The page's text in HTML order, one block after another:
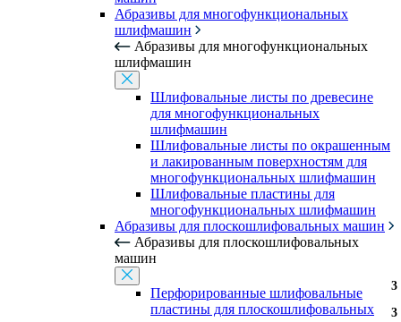
Абразивы для многофункциональных
шлифмашин
Абразивы для многофункциональных
шлифмашин
Шлифовальные листы по древесине
для многофункциональных
шлифмашин
Шлифовальные листы по окрашенным
и лакированным поверхностям для
многофункциональных шлифмашин
Шлифовальные пластины для
многофункциональных шлифмашин
Абразивы для плоскошлифовальных машин
Абразивы для плоскошлифовальных
машин
Перфорированные шлифовальные
пластины для плоскошлифовальных
3
3
3
3
3
3
3
3
3
3
3
3
3
3
3
3
3
3
3
3
3
3
3
3
3
3
3
3
3
3
3
3
3
3
3
3
3
3
3
3
3
3
3
3
3
3